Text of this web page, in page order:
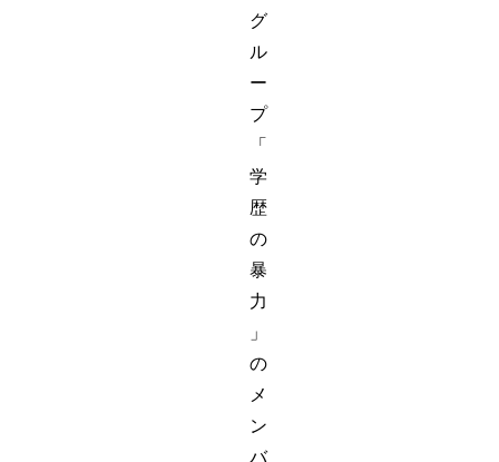
グ
ル
ー
プ
「
学
歴
の
暴
力
」
の
メ
ン
バ